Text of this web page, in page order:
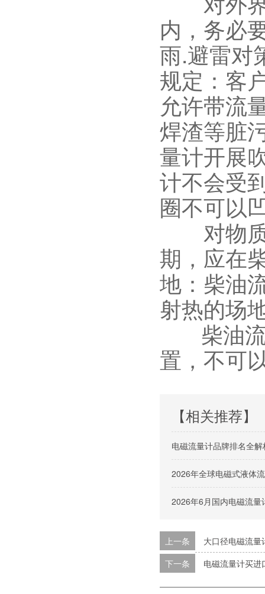
内，务必
雨.避雷
规定：客
允许带流
焊渣等脏
量计开展
计不会受
圈不可以
对物质
期，应在
地：柴油
射热的场
柴油流
置，不可
【相关推荐】
电磁流量计品牌排名全
2026年全球电磁式液体
2026年6月国内电磁流
上一条
大口径电磁流
下一条
电磁流量计买